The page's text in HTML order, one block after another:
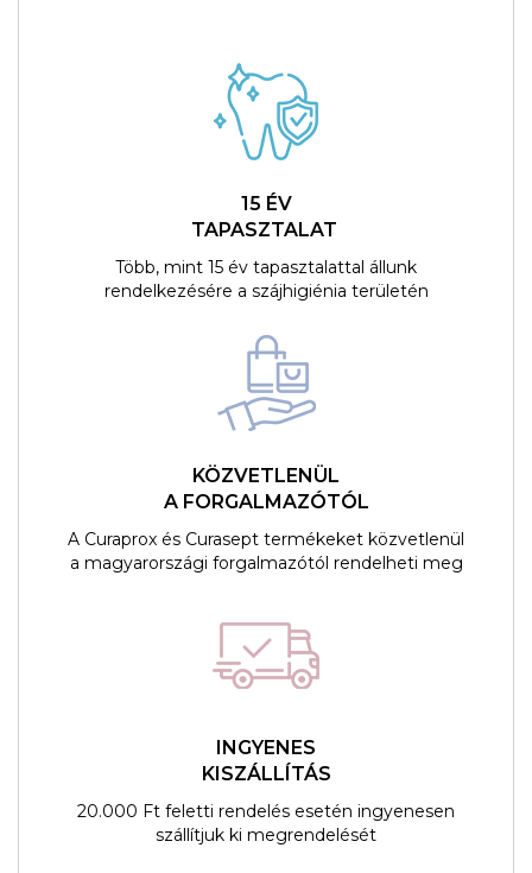
15 ÉV
TAPASZTALAT
Több, mint 15 év tapasztalattal állunk
rendelkezésére a szájhigiénia területén
KÖZVETLENÜL
A FORGALMAZÓTÓL
A Curaprox és Curasept termékeket közvetlenül
a magyarországi forgalmazótól rendelheti meg
INGYENES
KISZÁLLÍTÁS
20.000 Ft feletti rendelés esetén ingyenesen
szállítjuk ki megrendelését